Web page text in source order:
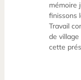
mémoire
finissons
Travail
de
cette